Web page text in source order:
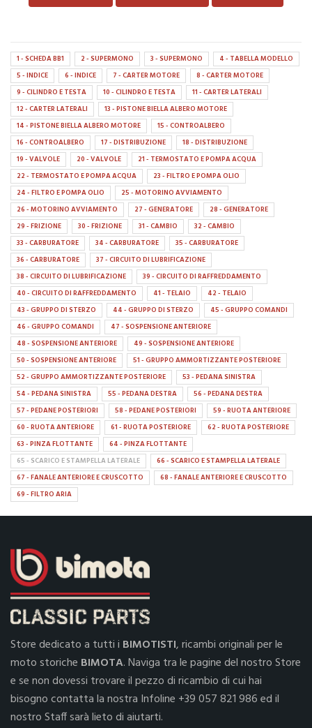
1 - SCHEDA BB1 2 - SUPERMONO 3 - SUPERMONO
4 - TABELLA MODELLO
5 - INDICE
6 - INDICE 7 - CARTER MOTORE
8 - CARTER MOTORE
9 - CILINDRO E TESTA
10 - CILINDRO E TESTA
11 - CARTER LATERALI
12 - CARTER LATERALI
13 - PISTONE BIELLA ALBERO MOTORE
14 - PISTONE BIELLA ALBERO MOTORE
15 - CONTROALBERO
16 - CONTROALBERO
17 - DISTRIBUZIONE
18 - DISTRIBUZIONE
19 - VALVOLE
20 - VALVOLE
21 - TERMOSTATO E POMPA ACQUA
22 - TERMOSTATO E POMPA ACQUA
23 - FILTRO E POMPA OLIO
24 - FILTRO E POMPA OLIO
25 - MOTORINO AVVIAMENTO
26 - MOTORINO AVVIAMENTO
27 - GENERATORE
28 - GENERATORE
29 - FRIZIONE
30 - FRIZIONE 31 - CAMBIO
32 - CAMBIO
33 - CARBURATORE
34 - CARBURATORE
35 - CARBURATORE
36 - CARBURATORE
37 - CIRCUITO DI LUBRIFICAZIONE
38 - CIRCUITO DI LUBRIFICAZIONE
39 - CIRCUITO DI RAFFREDDAMENTO
40 - CIRCUITO DI RAFFREDDAMENTO
41 - TELAIO
42 - TELAIO
43 - GRUPPO DI STERZO
44 - GRUPPO DI STERZO
45 - GRUPPO COMANDI
46 - GRUPPO COMANDI
47 - SOSPENSIONE ANTERIORE
48 - SOSPENSIONE ANTERIORE
49 - SOSPENSIONE ANTERIORE
50 - SOSPENSIONE ANTERIORE
51 - GRUPPO AMMORTIZZANTE POSTERIORE
52 - GRUPPO AMMORTIZZANTE POSTERIORE
53 - PEDANA SINISTRA
54 - PEDANA SINISTRA
55 - PEDANA DESTRA
56 - PEDANA DESTRA
57 - PEDANE POSTERIORI
58 - PEDANE POSTERIORI
59 - RUOTA ANTERIORE
60 - RUOTA ANTERIORE
61 - RUOTA POSTERIORE
62 - RUOTA POSTERIORE
63 - PINZA FLOTTANTE
64 - PINZA FLOTTANTE
65 - SCARICO E STAMPELLA LATERALE
66 - SCARICO E STAMPELLA LATERALE
67 - FANALE ANTERIORE E CRUSCOTTO
68 - FANALE ANTERIORE E CRUSCOTTO
69 - FILTRO ARIA
Store dedicato a tutti i BIMOTISTI, ricambi originali per le
moto storiche BIMOTA. Naviga tra le pagine del nostro Store
e se non dovessi trovare il pezzo di ricambio di cui hai
bisogno contatta la nostra Infoline +39 057 821 986 ed il
nostro Staff sarà lieto di aiutarti.